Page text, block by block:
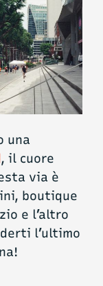
una
, il cuore
via è
boutique
e l’altro
l’ultimo